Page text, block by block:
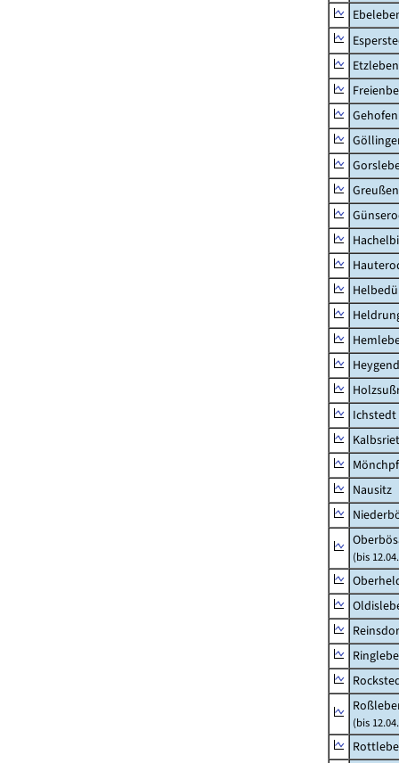
Etzleben
Gehofen
Ichstedt
Nausitz
(bis
(bis